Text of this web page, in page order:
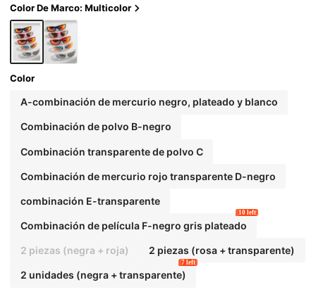
s y actividades de festivales. Accesorios, acc
esorios de playa, Shadesy2kfestival, adecuad
os para vacaciones de verano en la playa, acti
vidades al aire libre y viajes.
Color De Marco: Multicolor
Color
A-combinación de mercurio negro, plateado y blanco
Combinación de polvo B-negro
Combinación transparente de polvo C
Combinación de mercurio rojo transparente D-negro
combinación E-transparente
Combinación de película F-negro gris plateado
10 left
2 piezas (negra + roja) 2 piezas (rosa + transparente)
2 unidades (negra + transparente)
7 left